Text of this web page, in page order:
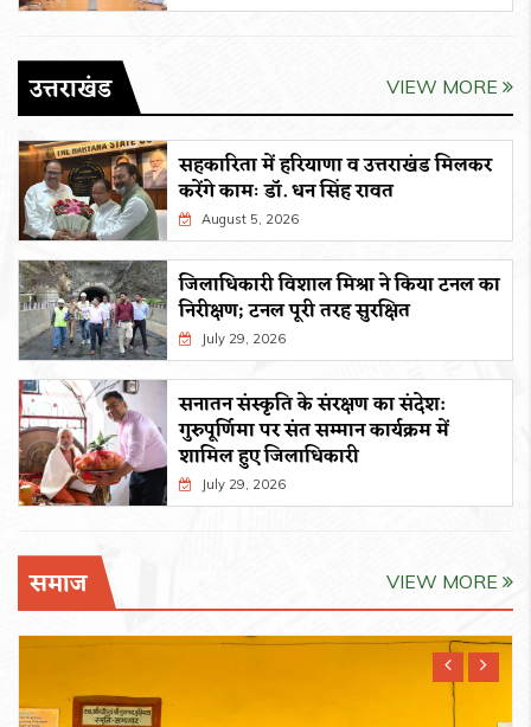
उत्तराखंड VIEW MORE
सहकारिता में हरियाणा व उत्तराखंड मिलकर
करेंगे कामः डाॅ. धन सिंह रावत
August 5, 2026
जिलाधिकारी विशाल मिश्रा ने किया टनल का
निरीक्षण; टनल पूरी तरह सुरक्षित
July 29, 2026
सनातन संस्कृति के संरक्षण का संदेश:
गुरुपूर्णिमा पर संत सम्मान कार्यक्रम में
शामिल हुए जिलाधिकारी
July 29, 2026
समाज VIEW MORE